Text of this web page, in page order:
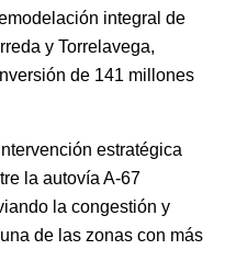
integral de
y Torrelavega,
de 141 millones
estratégica
la autovía A-67
la congestión y
de las zonas con más